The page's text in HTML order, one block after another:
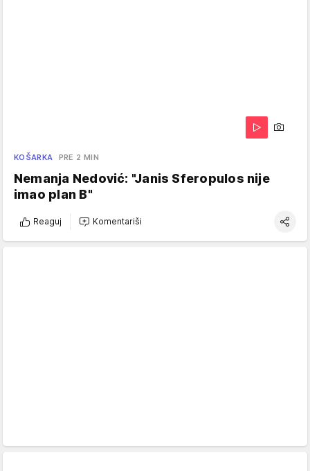
KOŠARKA PRE 2 MIN
Nemanja Nedović: "Janis Sferopulos nije
imao plan B"
Reaguj Komentariši